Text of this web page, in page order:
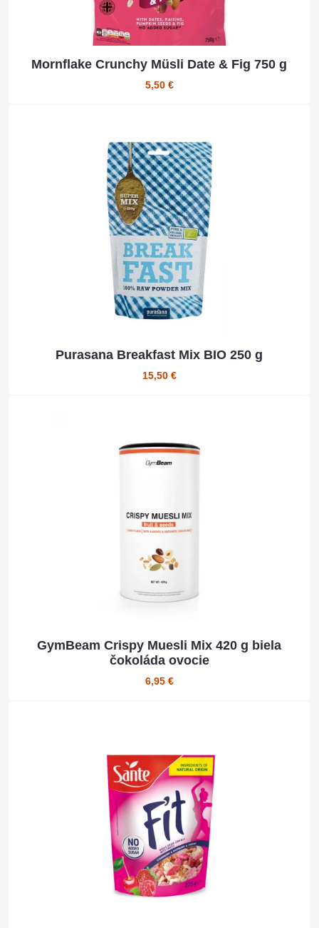
Mornflake Crunchy Müsli Date & Fig 750 g
5,50 €
Purasana Breakfast Mix BIO 250 g
15,50 €
GymBeam Crispy Muesli Mix 420 g biela
čokoláda ovocie
6,95 €